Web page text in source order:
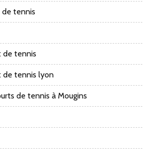
de tennis
de tennis
de tennis lyon
de tennis à Mougins